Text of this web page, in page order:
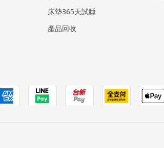
床墊365天試睡
產品回收